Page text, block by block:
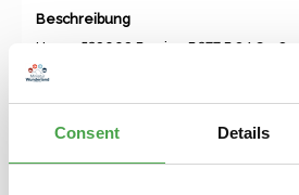
Consent Details
Beschreibung
Herpa 538008 Boeing B377 BOAC -
1:500Die Boeing 377 Stratocruiser
Eigenschaften